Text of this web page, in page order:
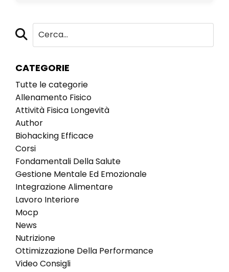
CATEGORIE
Tutte le categorie
Allenamento Fisico
Attività Fisica Longevità
Author
Biohacking Efficace
Corsi
Fondamentali Della Salute
Gestione Mentale Ed Emozionale
Integrazione Alimentare
Lavoro Interiore
Mocp
News
Nutrizione
Ottimizzazione Della Performance
Video Consigli